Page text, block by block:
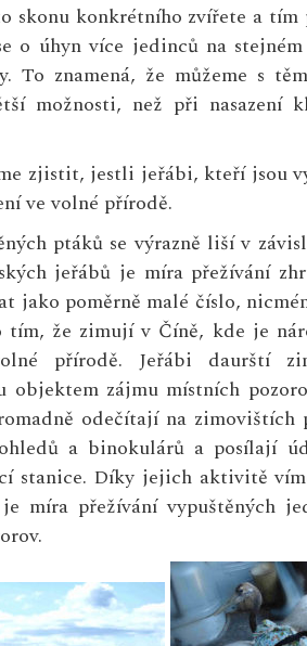
skonu konkrétního zvířete a
o úhyn více jedinců na
To znamená, že můžeme s
možnosti, než při nasazení
zjistit, jestli jeřábi, kteří jsou
ve volné přírodě.
ptáků se výrazně liší v
jeřábů je míra přežívání
jako poměrně malé číslo,
tím, že zimují v Číně, kde je
přírodě. Jeřábi daurští
objektem zájmu místních
odečítají na zimovištích
a binokulárů a posílají
stanice. Díky jejich aktivitě
míra přežívání vypuštěných